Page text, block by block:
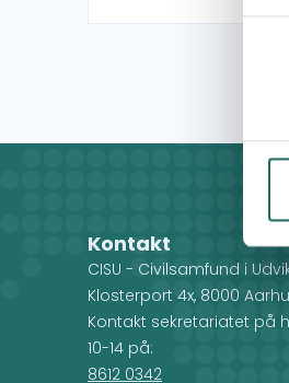
Kontakt
CISU - Civilsamfund i
Klosterport 4x, 8000
Kontakt sekretariatet på
10-14 på:
8612 0342